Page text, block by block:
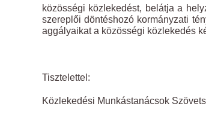
közösségi közlekedést, belátja a
szereplői döntéshozó kormányzati
aggályaikat a közösségi közlekedés
Tisztelettel:
Közlekedési Munkástanácsok